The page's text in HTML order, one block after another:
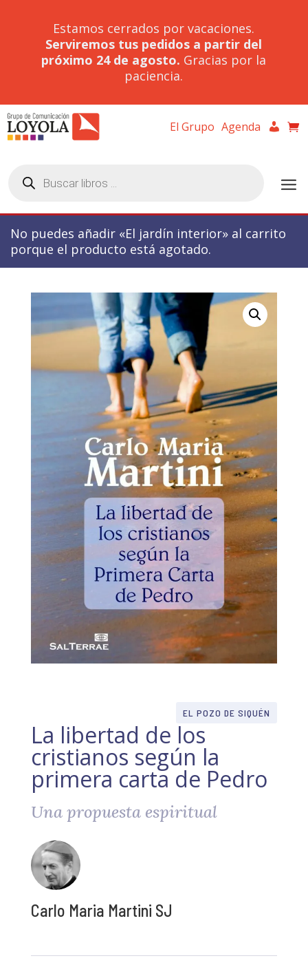
Estamos cerrados por vacaciones.
Serviremos tus pedidos a partir del
próximo 24 de agosto. Gracias por la
paciencia.
El Grupo Agenda
productos
No puedes añadir «El jardín interior» al carrito
porque el producto está agotado.
EL POZO DE SIQUÉN
La libertad de los
cristianos según la
primera carta de Pedro
Una propuesta espiritual
Carlo Maria Martini SJ